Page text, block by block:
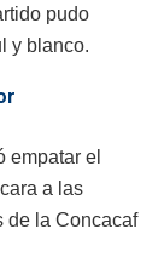
pudo
y blanco.
empatar el
a las
de la Concacaf